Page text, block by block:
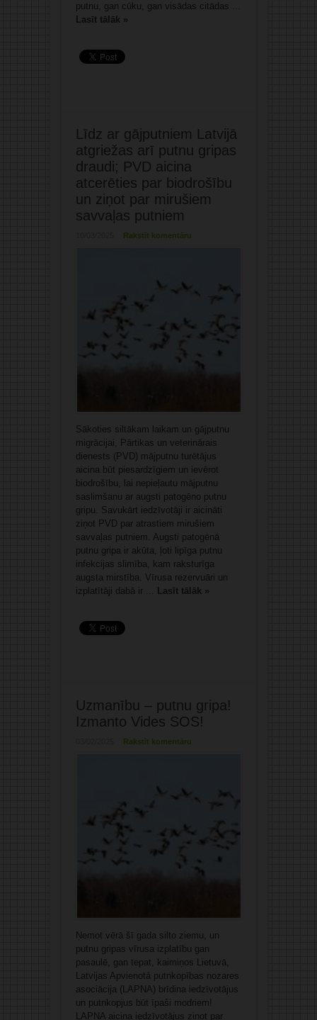
putnu, gan cūku, gan visādas citādas ...
Lasīt tālāk »
Līdz ar gājputniem Latvijā
atgriežas arī putnu gripas
draudi; PVD aicina
atcerēties par biodrošību
un ziņot par mirušiem
savvaļas putniem
Rakstīt komentāru
Sākoties siltākam laikam un gājputnu
migrācijai, Pārtikas un veterinārais
dienests (PVD) mājputnu turētājus
aicina būt piesardzīgiem un ievērot
biodrošību, lai nepieļautu mājputnu
saslimšanu ar augsti patogēno putnu
gripu. Savukārt iedzīvotāji ir aicināti
ziņot PVD par atrastiem mirušiem
savvaļas putniem. Augsti patogēnā
putnu gripa ir akūta, ļoti lipīga putnu
infekcijas slimība, kam raksturīga
augsta mirstība. Vīrusa rezervuāri un
izplatītāji dabā ir ... Lasīt tālāk »
Uzmanību – putnu gripa!
Izmanto Vides SOS!
Rakstīt komentāru
Ņemot vērā šī gada silto ziemu, un
putnu gripas vīrusa izplatību gan
pasaulē, gan tepat, kaimiņos Lietuvā,
Latvijas Apvienotā putnkopības nozares
asociācija (LAPNA) brīdina iedzīvotājus
un putnkopjus būt īpaši modriem!
LAPNA aicina iedzīvotājus ziņot par